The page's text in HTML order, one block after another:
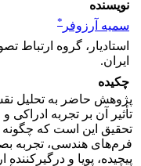
نویسنده
سمیه آرزوفر *
استادیار، گروه ارتباط
ایران.
چکیده
پژوهش حاضر به تحلیل
تأثیر آن بر تجربه
تحقیق این است که چگونه
فرم‌های هندسی، تجربه
پیچیده، پویا و